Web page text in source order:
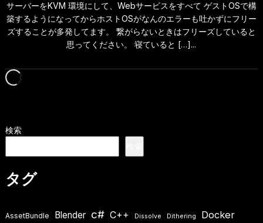
サーバーをKVM 環境にして、Webサービスをすべて ゲストOSで構
築するようになってからホストOSがなんのエラーも吐かずにフリー
ズすることが多発してます。 繋がらないときはフリーズしていると
思ってください。 寝ていると […]...
検索
タグ
AssetBundle Blender c# C++ Dissolve Dithering Docker